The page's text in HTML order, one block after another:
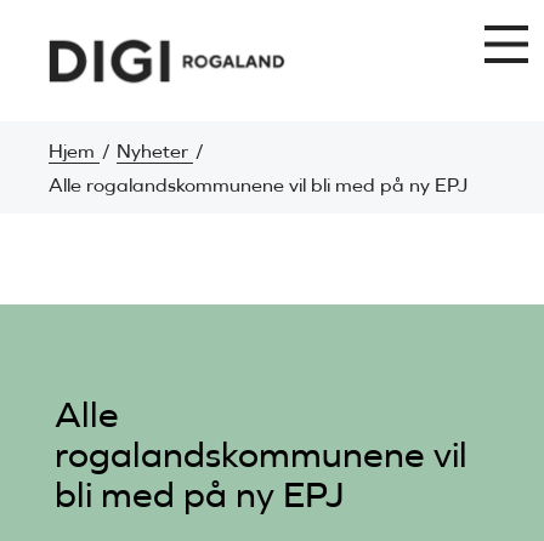
Hjem
Nyheter
Alle rogalandskommunene vil bli med på ny EPJ
Alle
rogalandskommunene vil
bli med på ny EPJ